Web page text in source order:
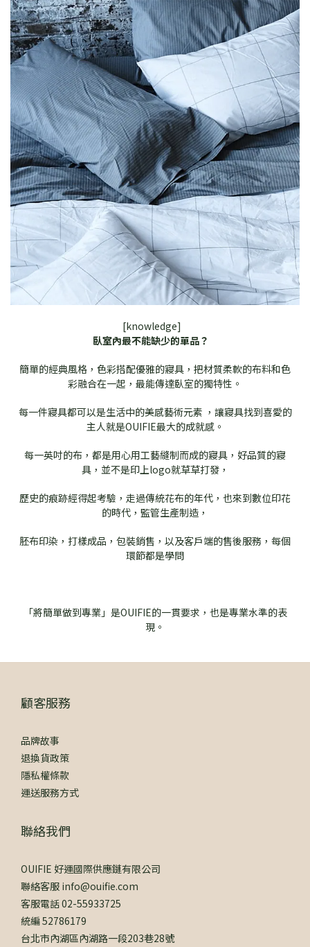
[knowledge]
臥室內最不能缺少的單品？
簡單的經典風格，色彩搭配優雅的寢具，把材質柔軟的布料和色
彩融合在一起，最能傳達臥室的獨特性。
每一件寢具都可以是生活中的美感藝術元素 ，讓寢具找到喜愛的
主人就是OUIFIE最大的成就感。
每一英吋的布，都是用心用工藝縫制而成的寢具，好品質的寢
具，並不是印上logo就草草打發，
歷史的痕跡經得起考驗，走過傳統花布的年代，也來到數位印花
的時代，監管生產制造，
胚布印染，打樣成品，包裝銷售，以及客戶端的售後服務，每個
環節都是學問
「將簡單做到專業」是OUIFIE的一貫要求，也是專業水準的表
現。
顧客服務
品牌故事
退換貨政策
隱私權條款
運送服務方式
聯絡我們
OUIFIE 好運國際供應鏈有限公司
聯絡客服 info@ouifie.com
客服電話 02-55933725
統編 52786179
台北市內湖區內湖路一段203巷28號